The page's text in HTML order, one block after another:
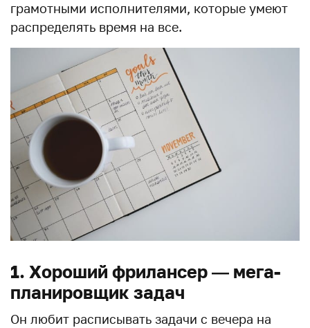
грамотными исполнителями, которые умеют
распределять время на все.
1. Хороший фрилансер — мега-
планировщик задач
Он любит расписывать задачи с вечера на